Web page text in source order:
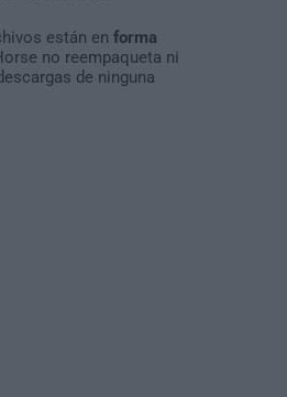
están en forma
no reempaqueta ni
de ninguna